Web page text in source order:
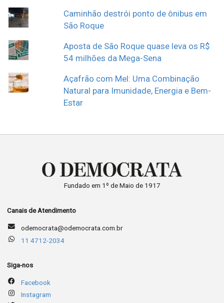
Caminhão destrói ponto de ônibus em
São Roque
Aposta de São Roque quase leva os R$
54 milhões da Mega-Sena
Açafrão com Mel: Uma Combinação
Natural para Imunidade, Energia e Bem-
Estar
Fundado em 1º de Maio de 1917
Canais de Atendimento
odemocrata@odemocrata.com.br
11 4712-2034
Siga-nos
Facebook
Instagram